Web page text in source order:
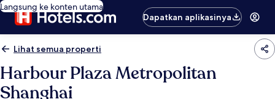
Langsung ke konten utama
Dapatkan aplikasinya
Lihat semua properti
Harbour Plaza Metropolitan
Shanghai